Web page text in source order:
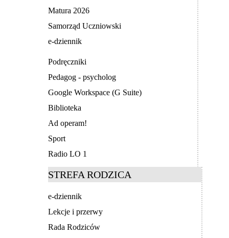
Matura 2026
Samorząd Uczniowski
e-dziennik
Podręczniki
Pedagog - psycholog
Google Workspace (G Suite)
Biblioteka
Ad operam!
Sport
Radio LO 1
STREFA RODZICA
e-dziennik
Lekcje i przerwy
Rada Rodziców